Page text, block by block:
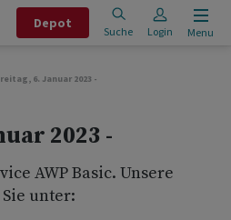
Depot
Suche Login Menu
6. Januar 2023 -
2023 -
AWP Basic. Unsere
unter: